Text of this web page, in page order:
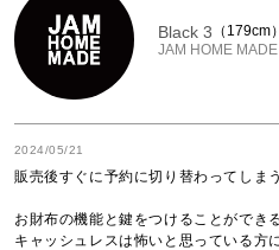
Black 3
JAM HOME MADE
179cm
2024/05/21
販売後すぐに予約に切り替わってしま
お財布の機能と鍵をつけることができ
キャッシュレスは怖いと思っている方